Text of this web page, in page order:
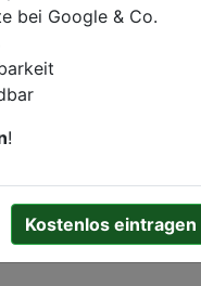
um
bei Google & Co.
!
Kostenlos eintragen